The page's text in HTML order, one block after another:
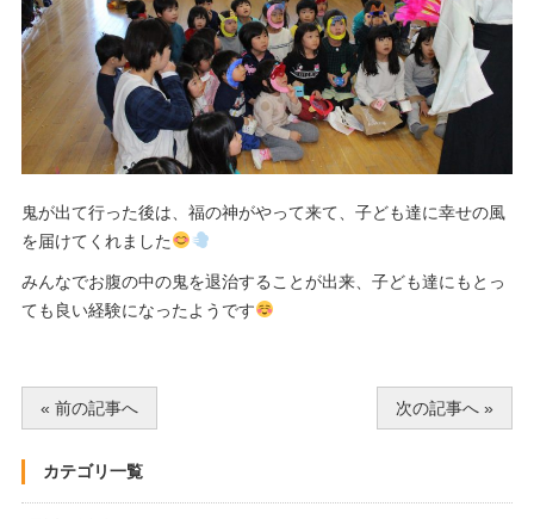
鬼が出て行った後は、福の神がやって来て、子ども達に幸せの風
を届けてくれました
みんなでお腹の中の鬼を退治することが出来、子ども達にもとっ
ても良い経験になったようです
« 前の記事へ 次の記事へ »
カテゴリ一覧